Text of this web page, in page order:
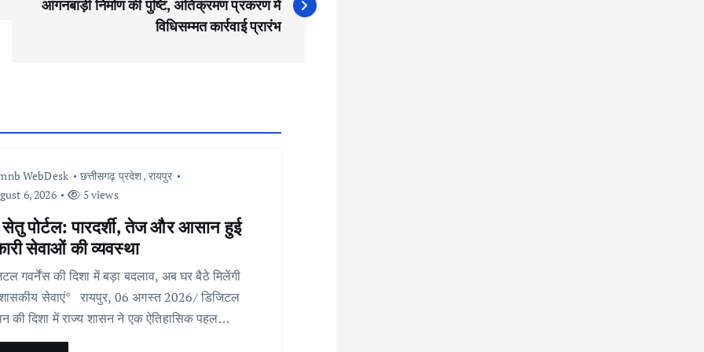
आंगनबाड़ी निर्माण की पुष्टि, अतिक्रमण प्रकरण में
विधिसम्मत कार्रवाई प्रारंभ
WebDesk छत्तीसगढ़ प्रदेश, रायपुर
6, 2026
5 views
पोर्टल: पारदर्शी, तेज और आसान हुई
सेवाओं की व्यवस्था
गवर्नेंस की दिशा में बड़ा बदलाव, अब घर बैठे मिलेंगी
सेवाएं* रायपुर, 06 अगस्त 2026/ डिजिटल
की दिशा में राज्य शासन ने एक ऐतिहासिक पहल…